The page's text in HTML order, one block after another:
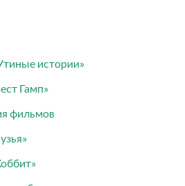
истории»
Гамп»
фильмов